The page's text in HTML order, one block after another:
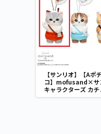
【サンリオ】【Aポ
コ】mofusand×サ
キャラクターズ カチ
ャマスコット②